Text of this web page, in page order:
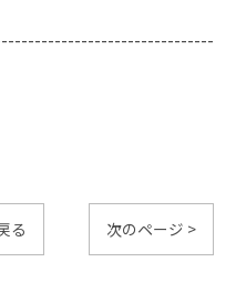
る 次のページ >